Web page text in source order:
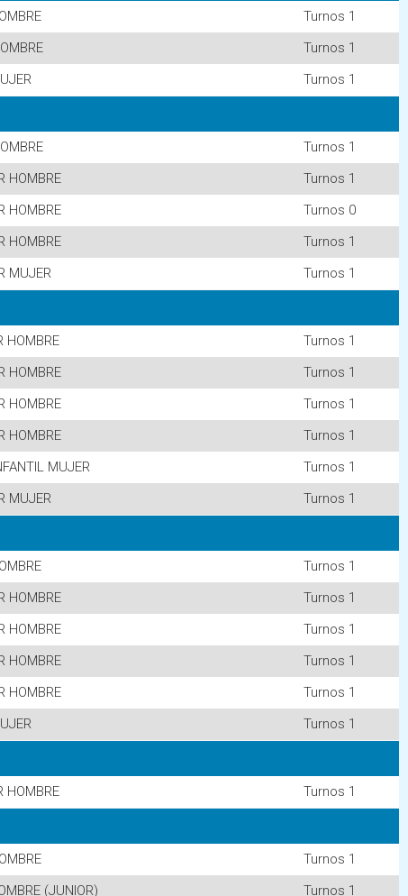
Turnos 1
Turnos 1
Turnos 1
Turnos 1
HOMBRE
Turnos 1
HOMBRE
Turnos 0
HOMBRE
Turnos 1
MUJER Turnos 1
HOMBRE
Turnos 1
HOMBRE
Turnos 1
HOMBRE
Turnos 1
HOMBRE
Turnos 1
MUJER
Turnos 1
MUJER Turnos 1
Turnos 1
HOMBRE
Turnos 1
HOMBRE
Turnos 1
HOMBRE
Turnos 1
HOMBRE
Turnos 1
Turnos 1
HOMBRE Turnos 1
Turnos 1
(JUNIOR) Turnos 1